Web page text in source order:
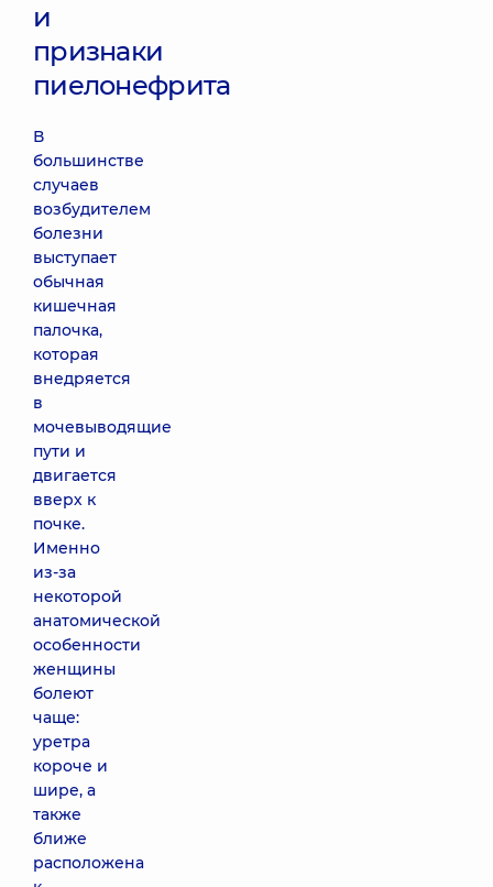
и
признаки
пиелонефрита
В
большинстве
случаев
возбудителем
болезни
выступает
обычная
кишечная
палочка,
которая
внедряется
в
мочевыводящие
пути и
двигается
вверх к
почке.
Именно
из-за
некоторой
анатомической
особенности
женщины
болеют
чаще:
уретра
короче и
шире, а
также
ближе
расположена